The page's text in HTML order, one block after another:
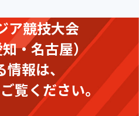
ア競技大会
・名古屋）
情報は、
覧ください。